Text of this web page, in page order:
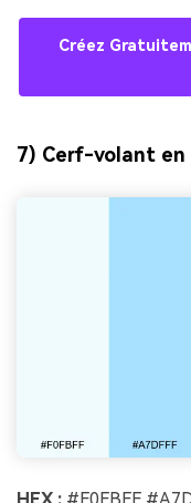
Créez
7) Cerf-volant